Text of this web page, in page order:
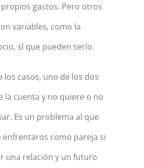
gastos. Pero otros
variables, como la
sí que pueden serlo.
los casos, uno de los dos
la cuenta y no quiere o no
Es un problema al que
como pareja si
una relación y un futuro